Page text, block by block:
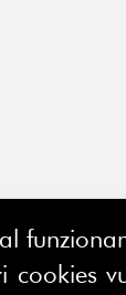
cookies